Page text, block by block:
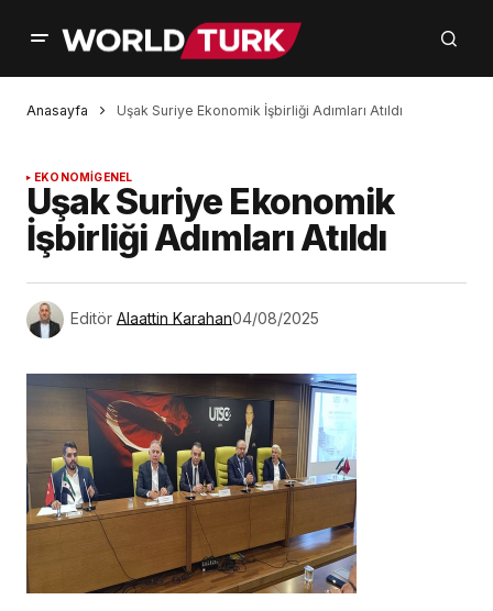
Anasayfa Uşak Suriye Ekonomik İşbirliği Adımları Atıldı
EKONOMİGENEL
Uşak Suriye Ekonomik
İşbirliği Adımları Atıldı
Editör Alaattin Karahan04/08/2025